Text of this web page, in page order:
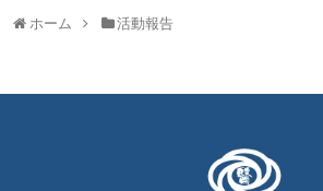
ホーム 活動報告